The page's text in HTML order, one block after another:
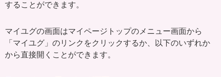
することができます。
マイユグの画面はマイページトップのメニュー画面から
「マイユグ」のリンクをクリックするか、以下のいずれか
から直接開くことができます。